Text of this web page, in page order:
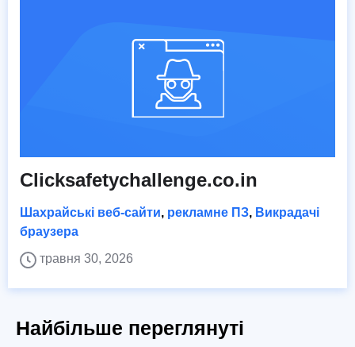
Clicksafetychallenge.co.in
Шахрайські веб-сайти, рекламне ПЗ, Викрадачі
браузера
травня 30, 2026
Найбільше переглянуті